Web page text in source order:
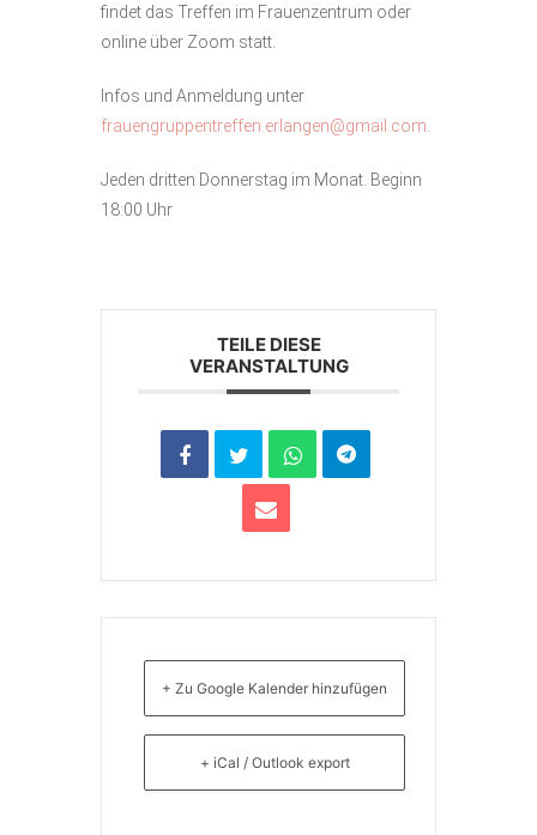
findet das Treffen im Frauenzentrum oder
online über Zoom statt.
Infos und Anmeldung unter
frauengruppentreffen.erlangen@gmail.com
Jeden dritten Donnerstag im Monat. Beginn
18:00 Uhr
TEILE DIESE
VERANSTALTUNG
+ Zu Google Kalender hinzufügen
+ iCal / Outlook export